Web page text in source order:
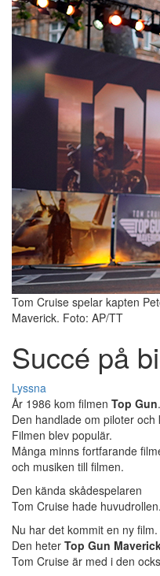
Tom Cruise spelar kapten
Maverick. Foto: AP/TT
Succé på
Lyssna
År 1986 kom filmen Top Gun.
Den handlade om piloter och
Filmen blev populär.
Många minns fortfarande
och musiken till filmen.
Den kända skådespelaren
Tom Cruise hade huvudrollen.
Nu har det kommit en ny film.
Den heter Top Gun
Tom Cruise är med i den